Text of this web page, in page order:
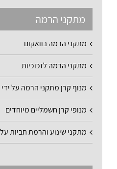
מתקני הרמה
מתקני הרמה בוואקום
מתקני הרמה לזכוכיות
מנוף קרן מתקני הרמה על ידי
מנופי קרן חשמליים מיוחדים
מתקני שינוע והרמת חביות על